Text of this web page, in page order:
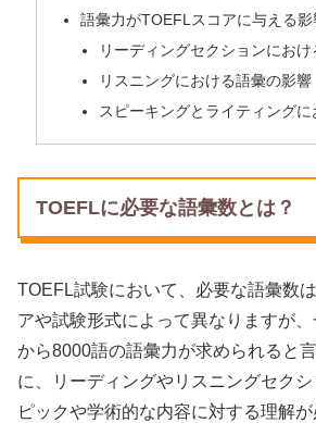
語彙力がTOEFLスコアに与える影
リーディングセクションにお
リスニングにおける語彙の影響
スピーキングとライティングに
TOEFLに必要な語彙数とは？
TOEFL試験において、必要な語彙数
アや試験形式によって異なりますが
から8000語の語彙力が求められると
に、リーディングやリスニングセク
ピックや学術的な内容に対する理解